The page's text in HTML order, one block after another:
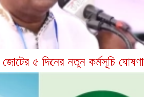
৫ দিনের নতুন কর্মসূচি ঘোষণা